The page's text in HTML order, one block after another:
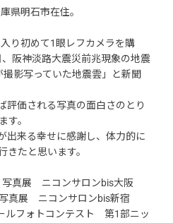
県明石市在住。
り初めて1眼レフカメラを購
阪神淡路大震災前兆現象の地震
影写っていた地震雲」と新聞
評価される写真の面白さのとり
す。
出来る幸せに感謝し、体力的に
きたと思います。
写真展 ニコンサロンbis大阪
真展 ニコンサロンbis新宿
ルフォトコンテスト 第1部ニッ